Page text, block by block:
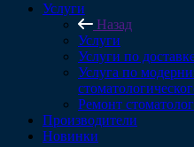
Услуги
Назад
Услуги
Услуги по
Услуга по
Ремонт
Производители
Новинки